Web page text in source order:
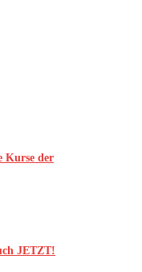
Kurse der
JETZT!